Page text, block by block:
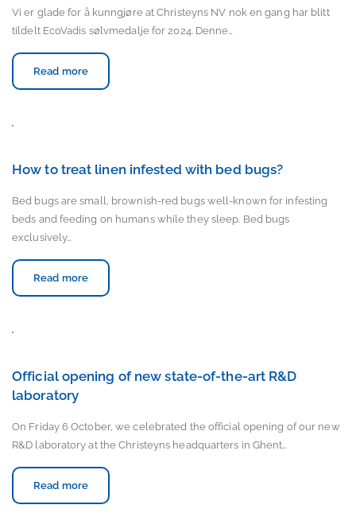
Vi er glade for å kunngjøre at Christeyns NV nok en gang har blitt
tildelt EcoVadis sølvmedalje for 2024. Denne…
Read more
How to treat linen infested with bed bugs?
Bed bugs are small, brownish-red bugs well-known for infesting
beds and feeding on humans while they sleep. Bed bugs
exclusively…
Read more
Official opening of new state-of-the-art R&D
laboratory
On Friday 6 October, we celebrated the official opening of our new
R&D laboratory at the Christeyns headquarters in Ghent…
Read more